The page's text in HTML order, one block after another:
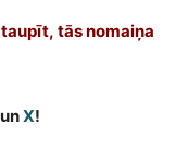
tās nomaiņa
unX!